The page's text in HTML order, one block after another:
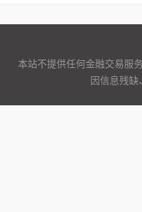
本站不提供任何金融交易服
因信息残缺